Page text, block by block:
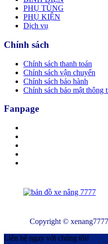
PHỤ TÙNG
PHỤ KIỆN
Dịch vụ
Chính sách
Chính sách thanh toán
Chính sách vận chuyển
Chính sách bảo hành
Chính sách bảo mật thông
Fanpage
Copyright ©
Liên hệ ngay với chúng tôi!